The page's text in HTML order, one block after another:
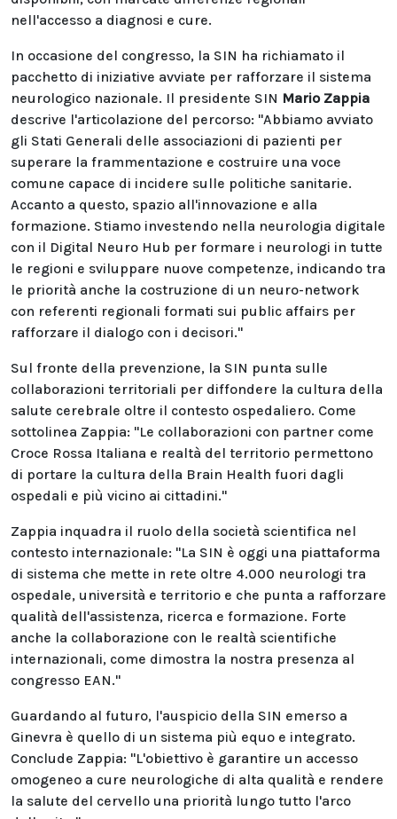
nell'accesso a diagnosi e cure.
In occasione del congresso, la SIN ha richiamato il
pacchetto di iniziative avviate per rafforzare il sistema
neurologico nazionale. Il presidente SIN Mario Zappia
descrive l'articolazione del percorso: "Abbiamo avviato
gli Stati Generali delle associazioni di pazienti per
superare la frammentazione e costruire una voce
comune capace di incidere sulle politiche sanitarie.
Accanto a questo, spazio all'innovazione e alla
formazione. Stiamo investendo nella neurologia digitale
con il Digital Neuro Hub per formare i neurologi in tutte
le regioni e sviluppare nuove competenze, indicando tra
le priorità anche la costruzione di un neuro-network
con referenti regionali formati sui public affairs per
rafforzare il dialogo con i decisori."
Sul fronte della prevenzione, la SIN punta sulle
collaborazioni territoriali per diffondere la cultura della
salute cerebrale oltre il contesto ospedaliero. Come
sottolinea Zappia: "Le collaborazioni con partner come
Croce Rossa Italiana e realtà del territorio permettono
di portare la cultura della Brain Health fuori dagli
ospedali e più vicino ai cittadini."
Zappia inquadra il ruolo della società scientifica nel
contesto internazionale: "La SIN è oggi una piattaforma
di sistema che mette in rete oltre 4.000 neurologi tra
ospedale, università e territorio e che punta a rafforzare
qualità dell'assistenza, ricerca e formazione. Forte
anche la collaborazione con le realtà scientifiche
internazionali, come dimostra la nostra presenza al
congresso EAN."
Guardando al futuro, l'auspicio della SIN emerso a
Ginevra è quello di un sistema più equo e integrato.
Conclude Zappia: "L'obiettivo è garantire un accesso
omogeneo a cure neurologiche di alta qualità e rendere
la salute del cervello una priorità lungo tutto l'arco